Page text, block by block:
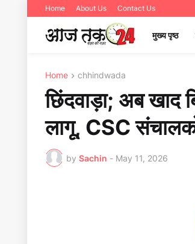
Home About Us Contact Us
मुख्य पृष्ठ
Home chhindwada
छिंदवाड़ा; अब खाद
लागू, CSC
by Sachin - May 11, 2026